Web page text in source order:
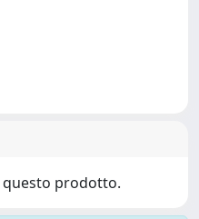
questo prodotto.